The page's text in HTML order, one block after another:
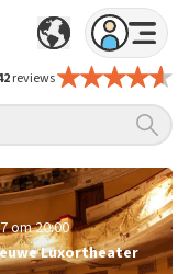
reviews
om 20:00
Luxortheater